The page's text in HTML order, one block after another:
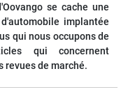
se cache une
implantée
qui nous occupons de
qui concernent
revues de marché.